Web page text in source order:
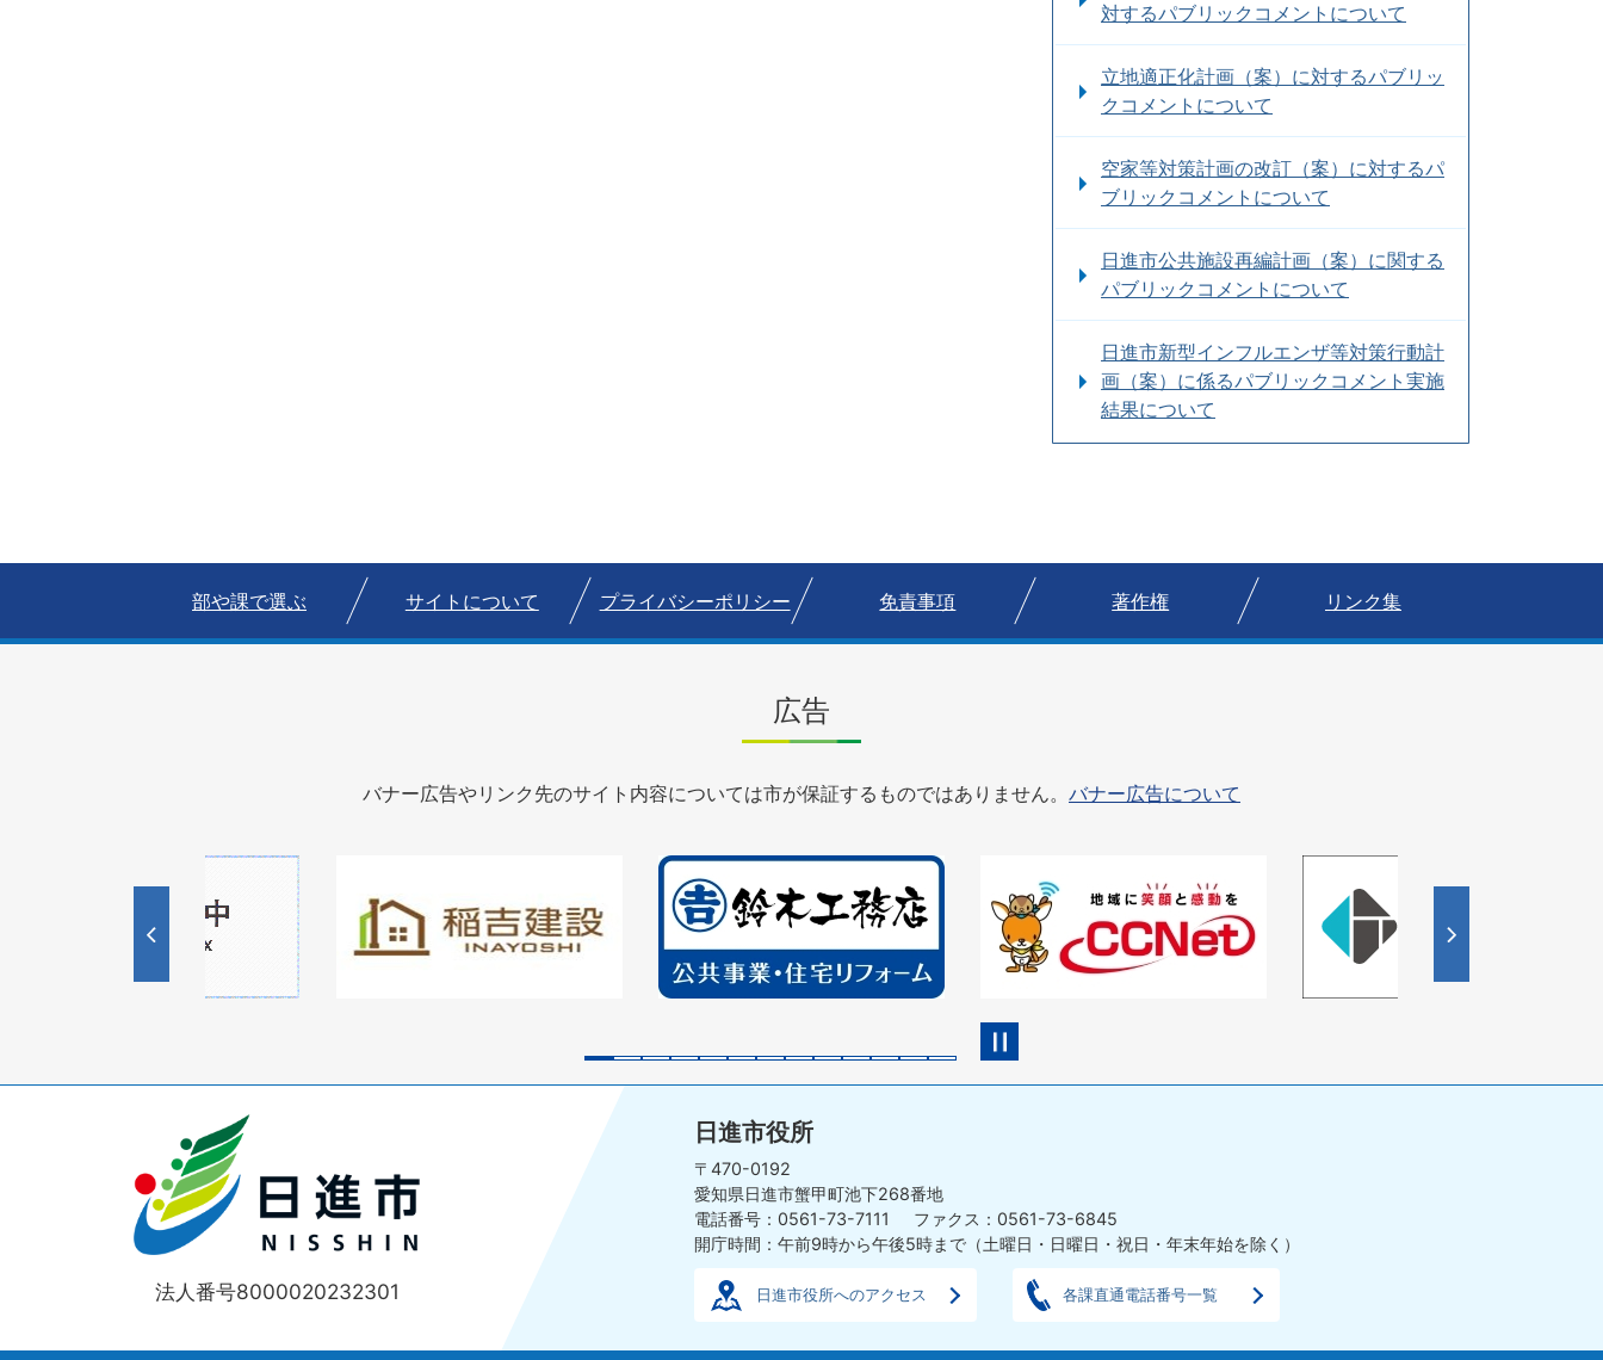
対するパブリックコメントについて
立地適正化計画（案）に対するパブリッ
クコメントについて
空家等対策計画の改訂（案）に対するパ
ブリックコメントについて
日進市公共施設再編計画（案）に関する
パブリックコメントについて
日進市新型インフルエンザ等対策行動計
画（案）に係るパブリックコメント実施
結果について
部や課で選ぶ サイトについて プライバシーポリシー 免責事項 著作権 リンク集
広告
バナー広告やリンク先のサイト内容については市が保証するものではありません。 バナー広告について
の
2
枚
目
の
ス
枚
目
法人番号8000020232301
日進市役所
〒470-0192
愛知県日進市蟹甲町池下268番地
電話番号：0561-73-7111
ファクス：0561-73-6845
開庁時間：午前9時から午後5時まで （土曜日・日曜日・祝日・年末年始を除く）
日進市役所へのアクセス 各課直通電話番号一覧